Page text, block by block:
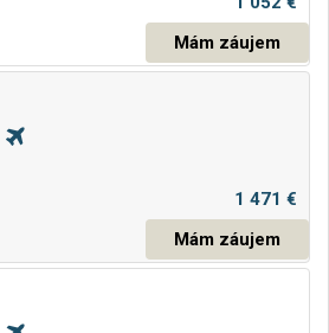
Mám záujem
1 471 €
Mám záujem